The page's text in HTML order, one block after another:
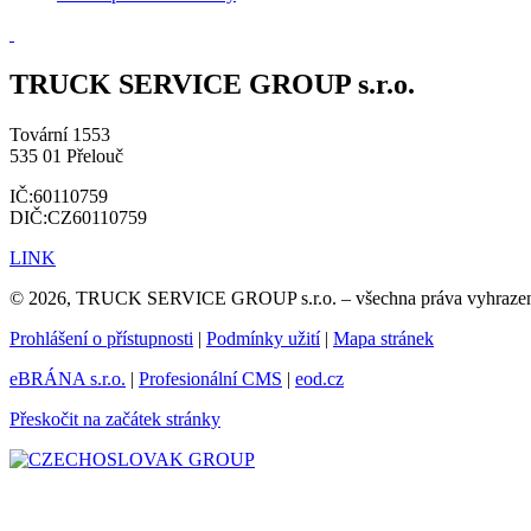
TRUCK SERVICE GROUP s.r.o.
Tovární 1553
535 01 Přelouč
IČ:60110759
DIČ:CZ60110759
LINK
© 2026, TRUCK SERVICE GROUP s.r.o. – všechna práva
Prohlášení o přístupnosti | Podmínky užití| Mapa stránek
eBRÁNA s.r.o. | Profesionální CMS | eod.cz
Přeskočit na začátek stránky